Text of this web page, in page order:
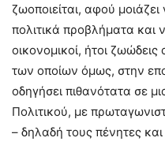
ζωοποιείται, αφού
πολιτικά προβλήματα
οικονομικοί, ήτοι
των οποίων όμως, στην
οδηγήσει πιθανότατα σε
Πολιτικού, με
– δηλαδή τους πένητες